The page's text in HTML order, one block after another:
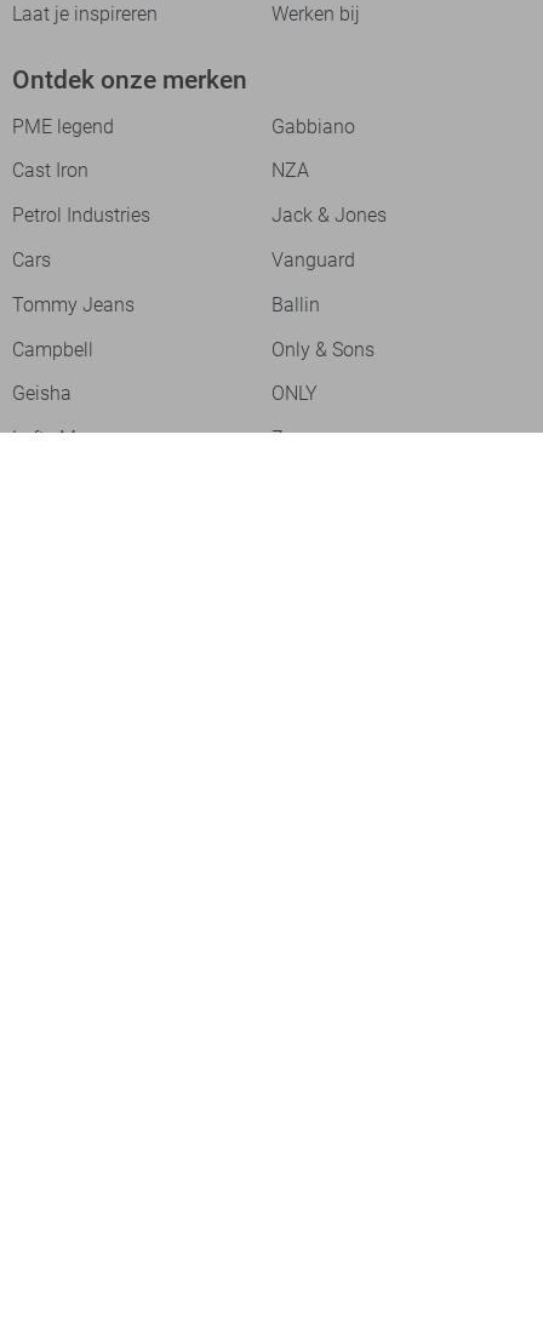
Laat je inspireren Werken bij
Ontdek onze merken
PME legend
Gabbiano
Cast Iron
NZA
Petrol Industries
Jack & Jones
Cars
Vanguard
Tommy Jeans
Ballin
Campbell
Only & Sons
Geisha
ONLY
Lofty Manner
Zoso